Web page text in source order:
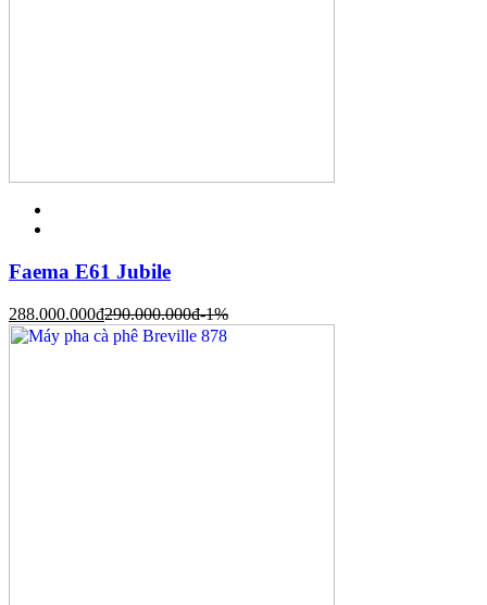
Faema E61 Jubile
288.000.000đ290.000.000đ-1%